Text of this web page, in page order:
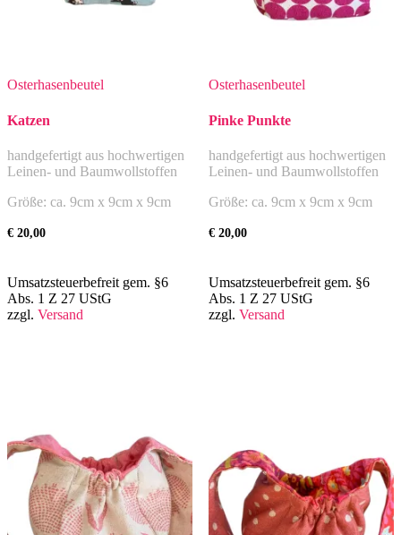
Osterhasenbeutel
Katzen
handgefertigt aus hochwertigen
Leinen- und Baumwollstoffen
Größe: ca. 9cm x 9cm x 9cm
€ 20,00
Umsatzsteuerbefreit gem. §6
Abs. 1 Z 27 UStG
zzgl. Versand
Osterhasenbeutel
Pinke Punkte
handgefertigt aus hochwertigen
Leinen- und Baumwollstoffen
Größe: ca. 9cm x 9cm x 9cm
€20,00
Umsatzsteuerbefreit gem. §6
Abs. 1 Z 27 UStG
zzgl. Versand